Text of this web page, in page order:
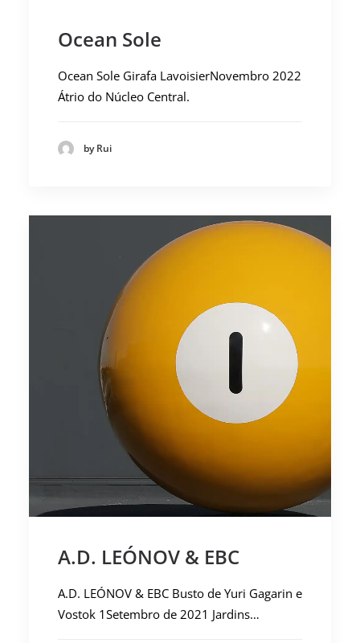
Ocean Sole
Ocean Sole Girafa LavoisierNovembro 2022
Átrio do Núcleo Central.
by Rui
A.D. LEÓNOV & EBC
A.D. LEÓNOV & EBC Busto de Yuri Gagarin e
Vostok 1Setembro de 2021 Jardins…